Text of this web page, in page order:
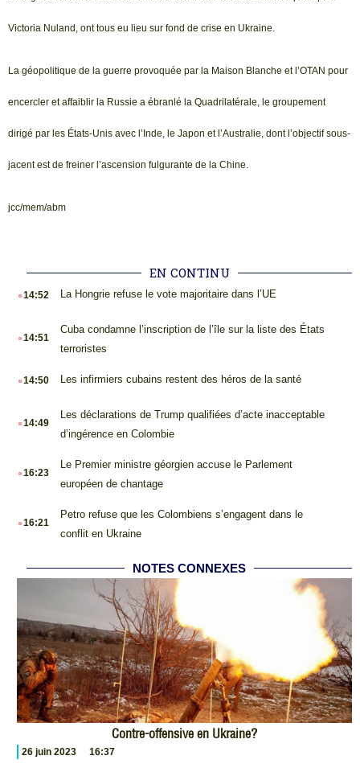
Victoria Nuland, ont tous eu lieu sur fond de crise en Ukraine.
La géopolitique de la guerre provoquée par la Maison Blanche et l’OTAN pour
encercler et affaiblir la Russie a ébranlé la Quadrilatérale, le groupement
dirigé par les États-Unis avec l’Inde, le Japon et l’Australie, dont l’objectif sous-
jacent est de freiner l’ascension fulgurante de la Chine.
jcc/mem/abm
EN CONTINU
.14:52 La Hongrie refuse le vote majoritaire dans l’UE
.14:51
Cuba condamne l’inscription de l’île sur la liste des États
terroristes
.14:50 Les infirmiers cubains restent des héros de la santé
.14:49
Les déclarations de Trump qualifiées d’acte inacceptable
d’ingérence en Colombie
.16:23
Le Premier ministre géorgien accuse le Parlement
européen de chantage
.16:21
Petro refuse que les Colombiens s’engagent dans le
conflit en Ukraine
NOTES CONNEXES
Contre-offensive en Ukraine?
26 juin 2023 16:37